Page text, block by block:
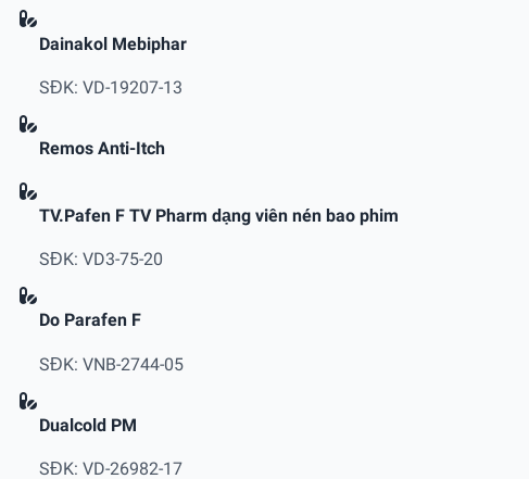
Dainakol Mebiphar
SĐK: VD-19207-13
Remos Anti-Itch
TV.Pafen F TV Pharm dạng viên nén bao phim
SĐK: VD3-75-20
Do Parafen F
SĐK: VNB-2744-05
Dualcold PM
SĐK: VD-26982-17